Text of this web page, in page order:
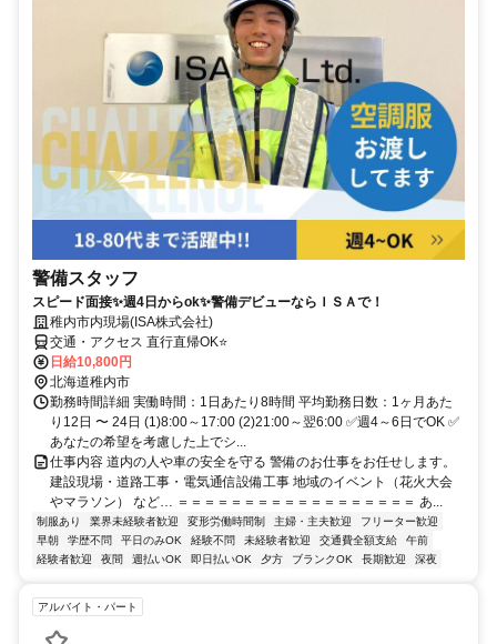
警備スタッフ
スピード面接✨週4日からok✨警備デビューならＩＳＡで！
稚内市内現場(ISA株式会社)
交通・アクセス 直行直帰OK⭐
日給10,800円
北海道稚内市
勤務時間詳細 実働時間：1日あたり8時間 平均勤務日数：1ヶ月あた
り12日 〜 24日 (1)8:00～17:00 (2)21:00～翌6:00 ✅週4～6日でOK ✅
あなたの希望を考慮した上でシ...
仕事内容 道内の人や車の安全を守る 警備のお仕事をお任せします。
建設現場・道路工事・電気通信設備工事 地域のイベント（花火大会
やマラソン） など… ＝＝＝＝＝＝＝＝＝＝＝＝＝＝＝＝＝＝ あ...
制服あり 業界未経験者歓迎 変形労働時間制 主婦・主夫歓迎
フリーター歓迎
早朝
学歴不問 平日のみOK 経験不問 未経験者歓迎 交通費全額支給
午前
経験者歓迎
夜間 週払いOK 即日払いOK 夕方 ブランクOK 長期歓迎 深夜
アルバイト・パート